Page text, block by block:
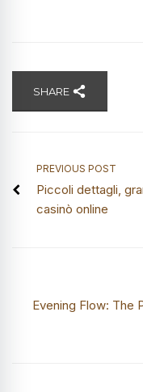
SHARE
PREVIOUS POST
Piccoli dettagli,
casinò online
Evening Flow: The